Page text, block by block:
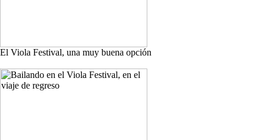
El Viola Festival, una muy buena opción